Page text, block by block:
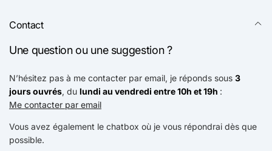
Contact
Une question ou une suggestion ?
N’hésitez pas à me contacter par email, je réponds sous 3
jours ouvrés, du lundi au vendredi entre 10h et 19h :
Me contacter par email
Vous avez également le chatbox où je vous répondrai dès que
possible.